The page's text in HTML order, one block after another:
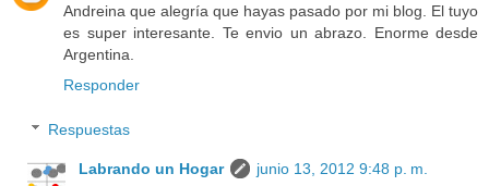
Andreina que alegría que hayas pasado por mi blog. El tuyo
es super interesante. Te envio un abrazo. Enorme desde
Argentina.
Responder
Respuestas
Labrando un Hogar
junio 13, 2012 9:48 p. m.